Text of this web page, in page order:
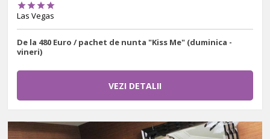

Las Vegas
De la 480 Euro / pachet de nunta "Kiss Me" (duminica -
vineri)
VEZI DETALII